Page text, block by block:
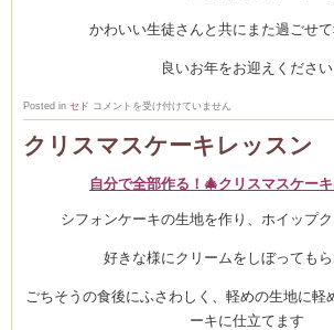
かわいい生徒さんと共にまた過ごせ
良いお年をお迎えください
Posted in セド 年
末
始
み
コメントを受け付けていません
クリスマスケーキレッスン
自分で全部作る！🎄クリスマスケー
シフォンケーキの生地を作り、ホイップク
好きな様にクリームをしぼっても
ごちそうの食後にふさわしく、軽めの生地に軽
ーキに仕立てます